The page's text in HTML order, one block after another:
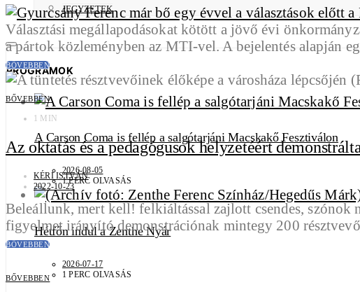
JEGYZETEK
PROGRAMOK
A Carson Coma is fellép a salgótarjáni Macskakő Fesztiválon
2026-08-05
1 PERC OLVASÁS
Hétfőn indul a Zenthe Nyár
2026-07-17
1 PERC OLVASÁS
Választási megállapodásokat kötött a jövő évi
a pártok közleményben az MTI-vel. A bejelentés alapján
BŐVEBBEN
BŐVEBBEN
1 MIN
Az oktatás és a pedagógusok helyzetéért
KÉRI ISTVÁN
2022-10-23
Beleállunk, mert kell! felkiáltással zajlott csendes, szónok
figyelmet irányító demonstrációnak mintegy 200
BŐVEBBEN
BŐVEBBEN